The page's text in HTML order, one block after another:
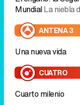
CUATRO
Cuarto milenio
TELECINCO
Gran Madrid Show
LASEXTA